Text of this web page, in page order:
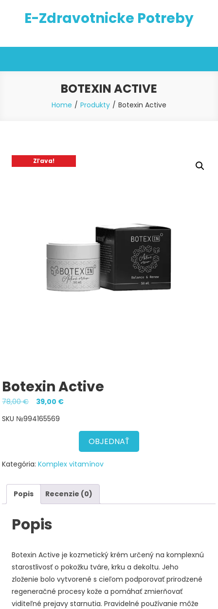
E-Zdravotnicke Potreby
BOTEXIN ACTIVE
Home Produkty Botexin Active
Zľava!
Botexin Active
78,00€
Pôvodná
cena
39,00 €Aktuálna
39,00 €.
SKU №994165569
OBJEDNAŤ
Kategória:Komplex vitamínov
Popis Recenzie (0)
Popis
Botexin Active je kozmetický krém určený na komplexnú
starostlivosť o pokožku tváre, krku a dekoltu. Jeho
zloženie bolo vytvorené s cieľom podporovať prirodzené
regeneračné procesy kože a pomáhať zmierňovať
viditeľné prejavy starnutia. Pravidelné používanie môže